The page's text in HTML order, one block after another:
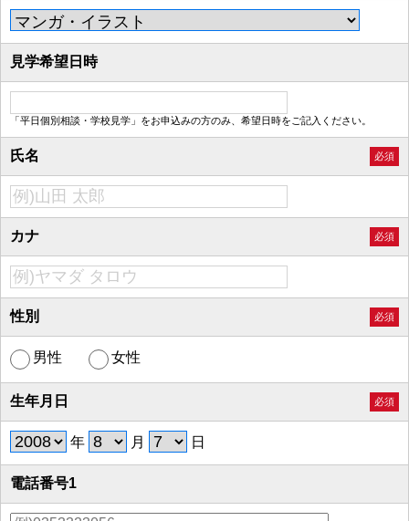
見学希望日時
「平日個別相談・学校見学」をお申込みの方のみ、希望日時をご記入ください。
氏名 必須
カナ 必須
性別 必須
男性 女性
生年月日 必須
年 月 日
電話番号1